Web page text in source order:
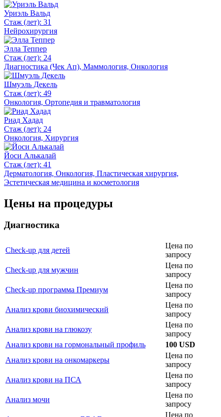
Уриэль Вальд
Стаж (лет): 31
Нейрохирургия
Элла Теппер
Стаж (лет): 24
Диагностика (Чек Ап), Маммология, Онкология
Шмуэль Декель
Стаж (лет): 49
Онкология, Ортопедия и травматология
Риад Хадад
Стаж (лет): 24
Онкология, Хирургия
Йоси Алькалай
Стаж (лет): 41
Дерматология, Онкология, Пластическая хирургия,
Эстетическая медицина и косметология
Цены на процедуры
Диагностика
Check-up для детей
Цена по
запросу
Check-up для мужчин
Цена по
запросу
Check-up программа Премиум
Цена по
запросу
Анализ крови биохимический
Цена по
запросу
Анализ крови на глюкозу
Цена по
запросу
Анализ крови на гормональный профиль
100 USD
Анализ крови на онкомаркеры
Цена по
запросу
Анализ крови на ПСА
Цена по
запросу
Анализ мочи
Цена по
запросу
Цена по